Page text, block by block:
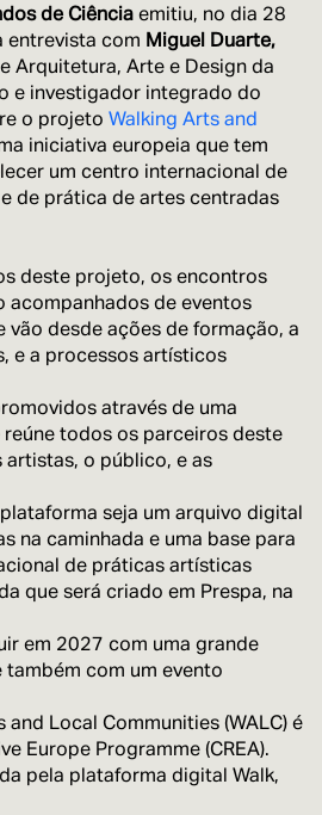
de Ciênciaemitiu, no dia 28
entrevista com Miguel Duarte,
Arquitetura, Arte e Design da
e investigador integrado do
o projeto Walking Arts and
iniciativa europeia que tem
um centro internacional de
de prática de artes centradas
deste projeto, os encontros
acompanhados de eventos
vão desde ações de formação, a
e a processos artísticos
através de uma
todos os parceiros deste
o público, e as
seja um arquivo digital
na caminhada e uma base para
de práticas artísticas
que será criado em Prespa, na
em 2027 com uma grande
com um evento
Local Communities (WALC) é
Europe Programme (CREA).
pela plataforma digital Walk,